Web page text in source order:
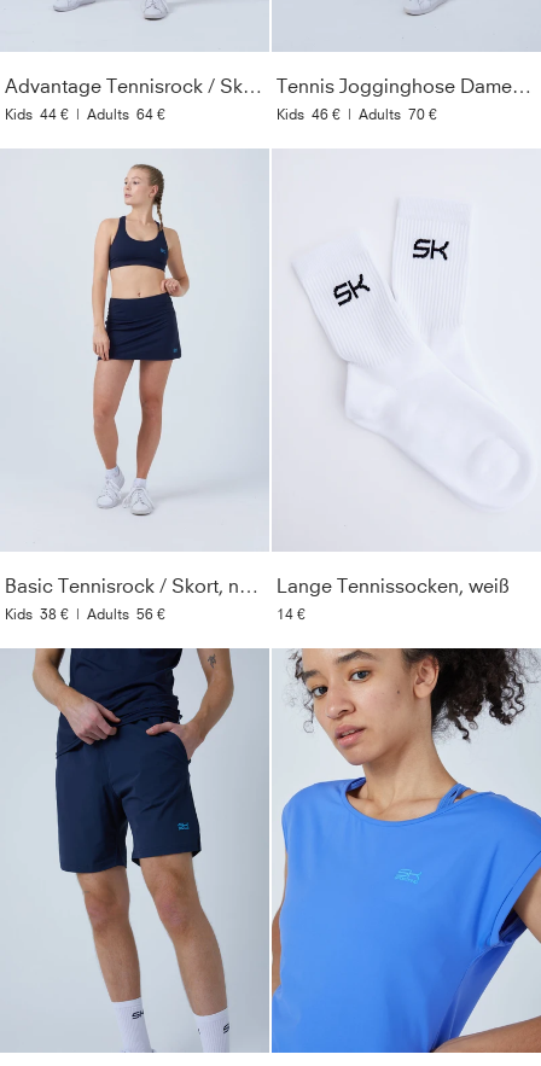
Advantage Tennisrock / Skort mit Ballhalter, navy blau
Kids 44 € | Adults 64 €
Tennis Jogginghose Damen & Mädchen, navy blau
Kids 46 € | Adults 70 €
Basic Tennisrock / Skort, navy blau
Kids 38 € | Adults 56 €
Lange Tennissocken, weiß
14 €